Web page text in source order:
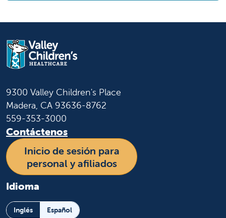
9300 Valley Children's Place
Madera, CA 93636-8762
559-353-3000
Contáctenos
Inicio de sesión para
personal y afiliados
Idioma
Inglés Español